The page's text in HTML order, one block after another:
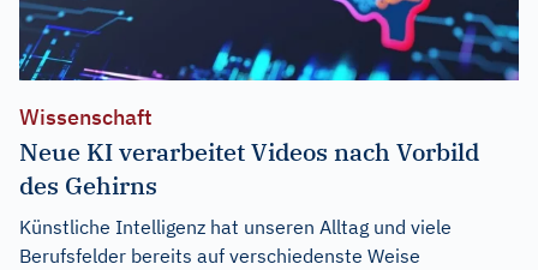
Wissenschaft
Neue KI verarbeitet Videos nach Vorbild
des Gehirns
Künstliche Intelligenz hat unseren Alltag und viele
Berufsfelder bereits auf verschiedenste Weise